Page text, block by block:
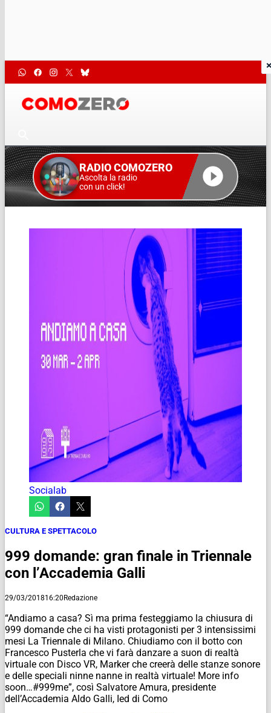
RADIO COMOZERO
Ascolta la radio
con un click!
Socialab
CULTURA E SPETTACOLO
999 domande: gran finale in Triennale
con l’Accademia Galli
29/03/201816:20Redazione
“Andiamo a casa? Sì ma prima festeggiamo la chiusura di
999 domande che ci ha visti protagonisti per 3 intensissimi
mesi La Triennale di Milano. Chiudiamo con il botto con
Francesco Pusterla che vi farà danzare a suon di realtà
virtuale con Disco VR, Marker che creerà delle stanze sonore
e delle speciali ninne nanne in realtà virtuale! More info
soon…#999me”, così Salvatore Amura, presidente
dell’Accademia Aldo Galli, Ied di Como